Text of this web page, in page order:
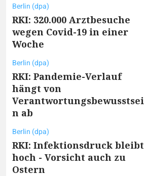
Berlin (dpa)
RKI: 320.000 Arztbesuche
wegen Covid-19 in einer
Woche
Berlin (dpa)
RKI: Pandemie-Verlauf
hängt von
Verantwortungsbewusstsei
n ab
Berlin (dpa)
RKI: Infektionsdruck bleibt
hoch - Vorsicht auch zu
Ostern